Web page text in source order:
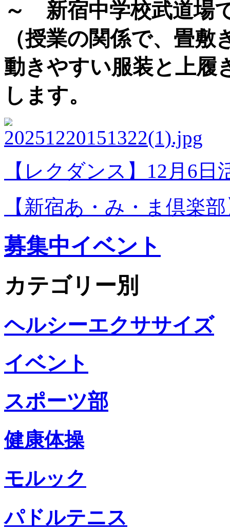
～ 新宿中学校武道場
（授業の関係で、畳
動きやすい服装と上履
します。
【レクダンス】12月6
【新宿あ・み・ま倶楽
募集中イベント
カテゴリー別
ヘルシーエクササイズ
イベント
スポーツ部
健康体操
モルック
パドルテニス